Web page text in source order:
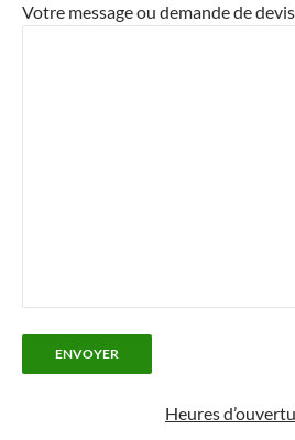
Votre message ou demande de devis
Heures